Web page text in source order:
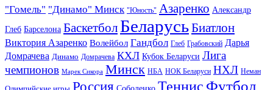
"Гомель" "Динамо" Минск "Юность" Азаренко Александр
Глеб Барселона Баскетбол БеларусьБиатлон
Виктория Азаренко Волейбол Гандбол Глеб Грабовский Дарья
Домрачева Динамо Домрачева КХЛ Кубок Беларуси Лига
чемпионов Марек Сикора Минск НБА НОК Беларуси НХЛ Неман
Олимпийские игры Россия Соболенко Теннис Футбол